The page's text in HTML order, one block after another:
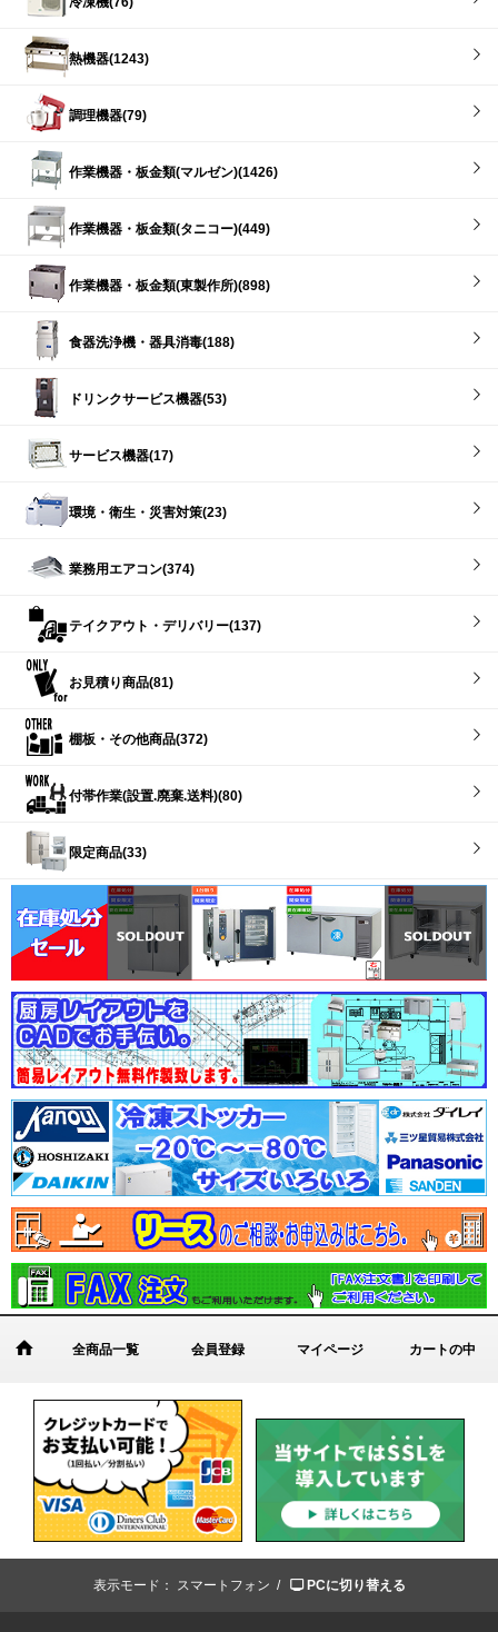
熱機器(1243)
調理機器(79)
作業機器・板金類(マルゼン)(1426)
作業機器・板金類(タニコー)(449)
作業機器・板金類(東製作所)(898)
食器洗浄機・器具消毒(188)
ドリンクサービス機器(53)
サービス機器(17)
環境・衛生・災害対策(23)
業務用エアコン(374)
テイクアウト・デリバリー(137)
お見積り商品(81)
棚板・その他商品(372)
付帯作業(設置.廃棄.送料)(80)
限定商品(33)
全商品一覧 会員登録 マイページ カートの中
表示モード： スマートフォン / PCに切り替える